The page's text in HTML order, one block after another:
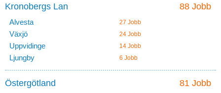
88 Jobb
Kronobergs Lan
Alvesta 27 Jobb
Växjö 24 Jobb
Uppvidinge 14 Jobb
Ljungby 6 Jobb
81 Jobb
Östergötland